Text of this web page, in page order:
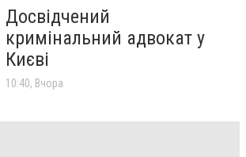
Досвідчений
кримінальний адвокат у
Києві
10:40, Вчора